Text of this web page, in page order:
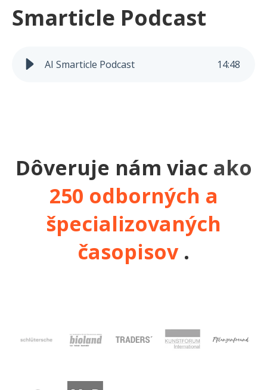
Smarticle Podcast
AI Smarticle Podcast 14:48
Dôveruje nám viac ako
250 odborných a
špecializovaných
časopisov .